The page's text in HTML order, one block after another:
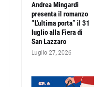
Andrea Mingardi
presenta il romanzo
“L'ultima porta” il 31
luglio alla Fiera di
San Lazzaro
Luglio 27, 2026